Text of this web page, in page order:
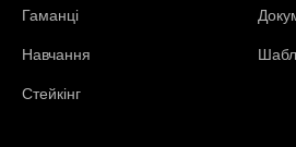
Гаманці
Навчання
Стейкінг